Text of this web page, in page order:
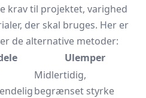
krav til projektet, varighed
der skal bruges. Her er
de alternative metoder:
Ulemper
Midlertidig,
begrænset styrke